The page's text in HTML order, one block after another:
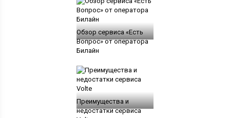
Обзор сервиса «Есть
Вопрос» от оператора
Билайн
Преимущества и
недостатки сервиса